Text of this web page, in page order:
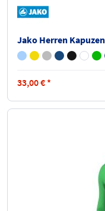
Jako Herren
33,00€ *